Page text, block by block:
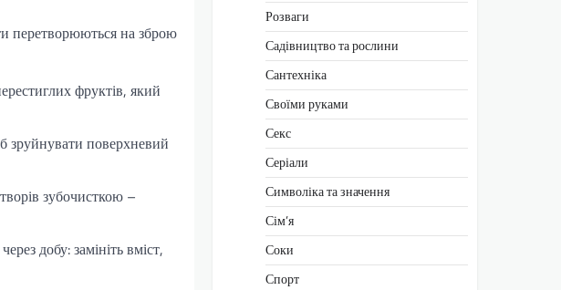
перетворюються на зброю
фруктів, який
зруйнувати поверхневий
зубочисткою –
добу: замініть вміст,
Розваги
Садівництво та рослини
Сантехніка
Своїми руками
Секс
Серіали
Символіка та значення
Сім’я
Соки
Спорт